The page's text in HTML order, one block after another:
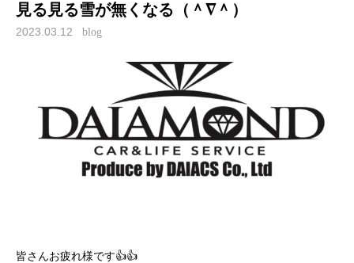
見る見る雪が無くなる（＾∇＾）
2023.03.12 blog
皆さんお疲れ様です👍👍